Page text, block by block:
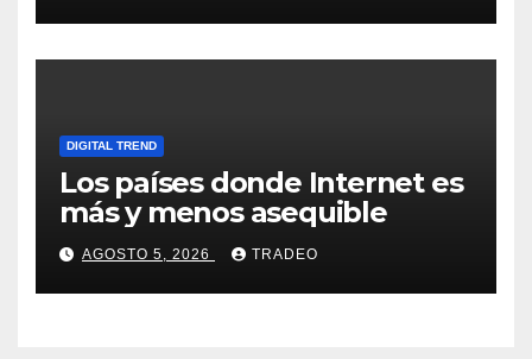
DIGITAL TREND
Los países donde Internet es
más y menos asequible
AGOSTO 5, 2026 TRADEO